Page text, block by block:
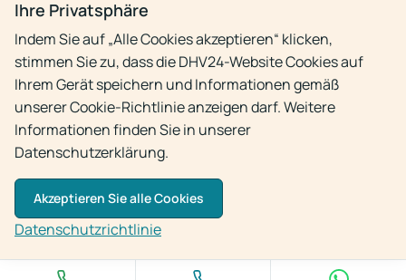
Ihre Privatsphäre
Indem Sie auf „Alle Cookies akzeptieren“ klicken,
stimmen Sie zu, dass die DHV24-Website Cookies auf
Ihrem Gerät speichern und Informationen gemäß
unserer Cookie-Richtlinie anzeigen darf. Weitere
Informationen finden Sie in unserer
Datenschutzerklärung.
Akzeptieren Sie alle Cookies
Datenschutzrichtlinie
Für Partner
Stellenangebote
Datenschutzrichtlinie
© 2009 - 2026Arzt-Hausbesuch 24h
Die Verwendung von Materialien ist nur mit aktivem Link zur Quelle gestattet